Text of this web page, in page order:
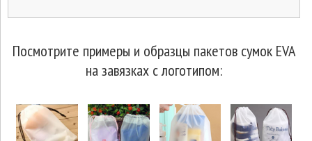
Посмотрите примеры и образцы пакетов сумок EVA
на завязках с логотипом: